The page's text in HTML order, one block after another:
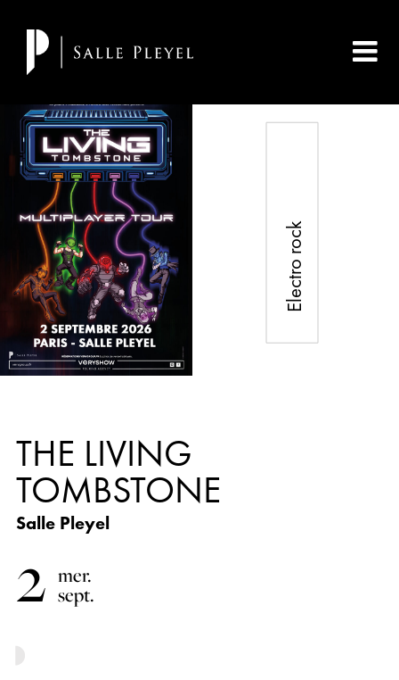
Electro rock
THE LIVING
TOMBSTONE
Salle Pleyel
2 mer.
sept.